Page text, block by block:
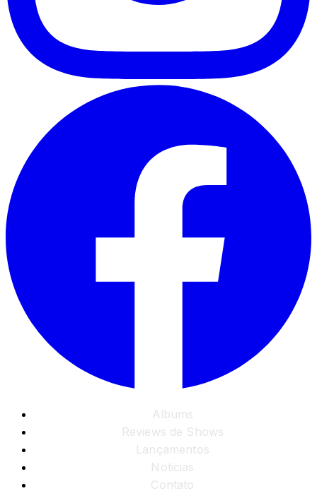
Albums
Reviews de Shows
Lançamentos
Noticias
Contato